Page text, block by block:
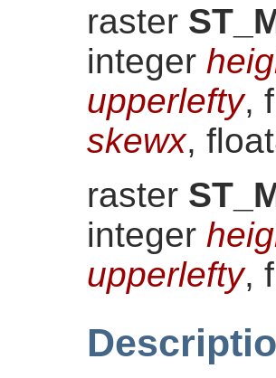
raster
integer
upperlefty,
skewx,
raster
integer
upperlefty,